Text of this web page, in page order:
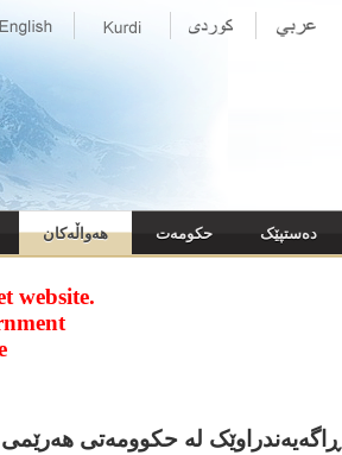
ده‌ستپێک حکومه‌ت هەواڵەکان
website.
ڕاگه‌یه‌ندراوێک له‌ حکوومه‌تی